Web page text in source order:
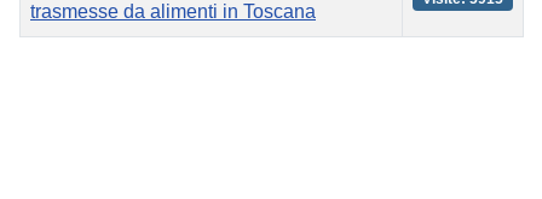
trasmesse da alimenti in Toscana